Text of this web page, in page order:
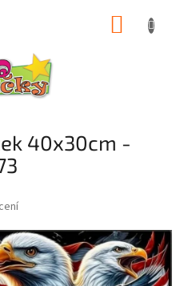
40x30cm -